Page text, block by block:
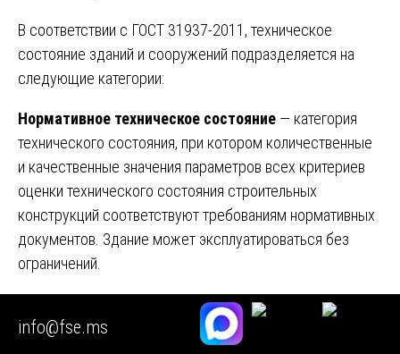
В соответствии с ГОСТ 31937-2011, техническое
состояние зданий и сооружений подразделяется на
следующие категории:
Нормативное техническое состояние — категория
технического состояния, при котором количественные
и качественные значения параметров всех критериев
оценки технического состояния строительных
конструкций соответствуют требованиям нормативных
документов. Здание может эксплуатироваться без
ограничений.
Работоспособное техническое состояние
категория технического состояния, при которой
info@fse.ms